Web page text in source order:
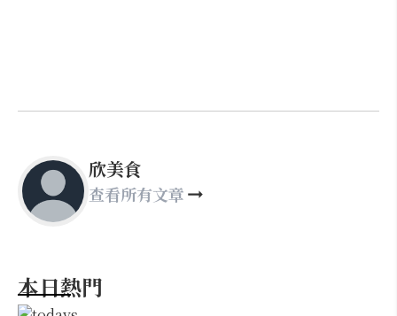
欣美食
查看所有文章
本日熱門